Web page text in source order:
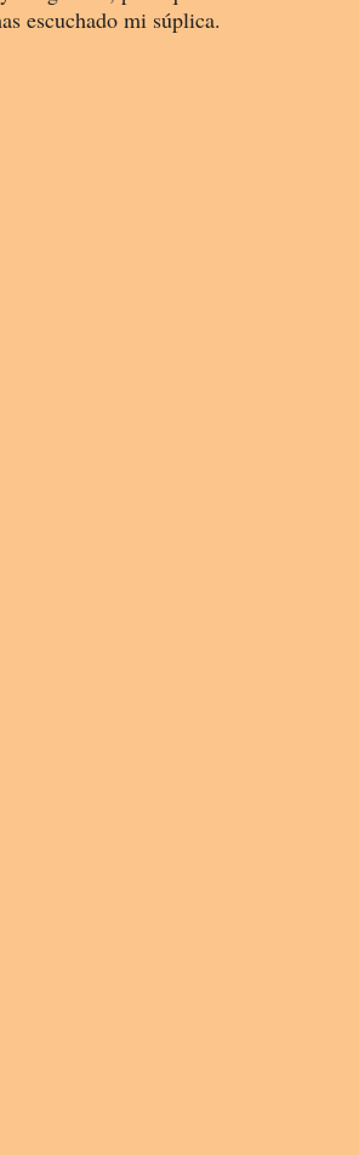
escuchado mi súplica.